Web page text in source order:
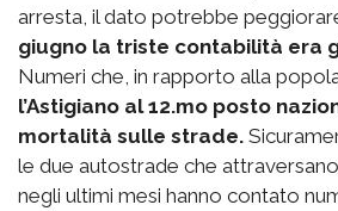
arresta, il dato potrebbe
giugno la triste contabilità era
Numeri che, in rapporto alla
l’Astigiano al 12.mo posto
mortalità sulle strade.
le due autostrade che
negli ultimi mesi hanno contato